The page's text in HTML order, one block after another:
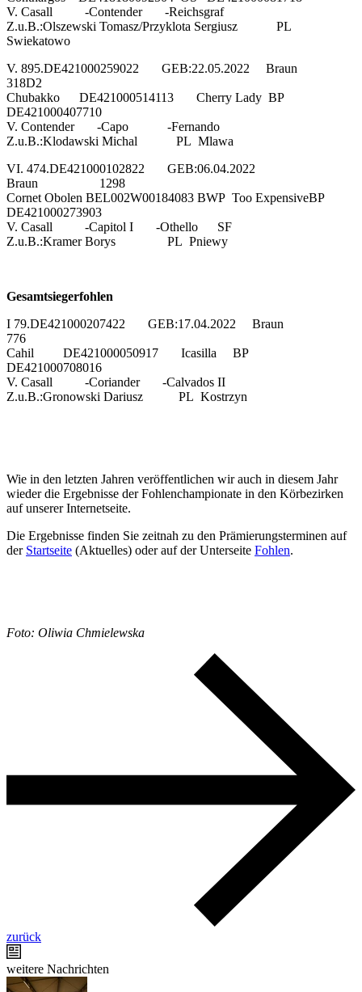
V. Casall -Contender -Reichsgraf
Z.u.B.:Olszewski Tomasz/Przyklota Sergiusz PL
Swiekatowo
V. 895.DE421000259022 GEB:22.05.2022 Braun
318D2
Chubakko DE421000514113 Cherry Lady BP
DE421000407710
V. Contender -Capo -Fernando
Z.u.B.:Klodawski Michal PL Mlawa
VI. 474.DE421000102822 GEB:06.04.2022
Braun 1298
Cornet Obolen BEL002W00184083 BWP Too ExpensiveBP
DE421000273903
V. Casall -Capitol I -Othello SF
Z.u.B.:Kramer Borys PL Pniewy
Gesamtsiegerfohlen
I 79.DE421000207422 GEB:17.04.2022 Braun
776
Cahil DE421000050917 Icasilla BP
DE421000708016
V. Casall -Coriander -Calvados II
Z.u.B.:Gronowski Dariusz PL Kostrzyn
Wie in den letzten Jahren veröffentlichen wir auch in diesem Jahr
wieder die Ergebnisse der Fohlenchampionate in den Körbezirken
auf unserer Internetseite.
Die Ergebnisse finden Sie zeitnah zu den Prämierungsterminen auf
der Startseite (Aktuelles) oder auf der Unterseite Fohlen.
Foto: Oliwia Chmielewska
zurück
weitere Nachrichten